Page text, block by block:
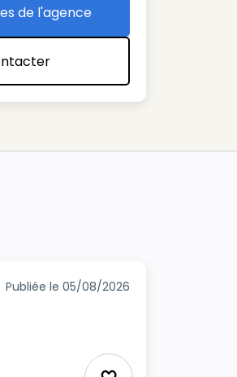
les offres de l'agence
de l'agence
contacter
Publiée le 05/08/2026